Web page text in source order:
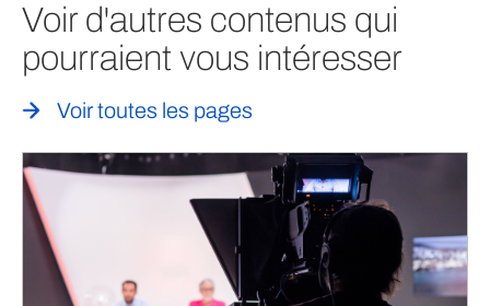
Voir d'autres contenus qui
pourraient vous intéresser
Voir toutes les pages